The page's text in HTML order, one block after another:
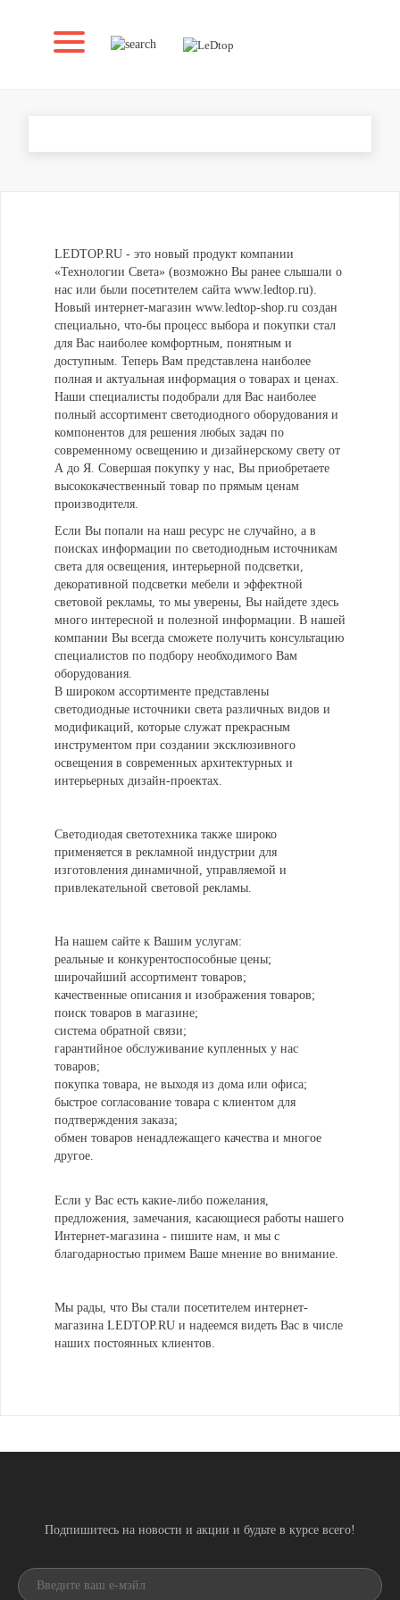
LEDTOP.RU - это новый продукт компании
«Технологии Света» (возможно Вы ранее слышали о
нас или были посетителем сайта www.ledtop.ru).
Новый интернет-магазин www.ledtop-shop.ru создан
специально, что-бы процесс выбора и покупки стал
для Вас наиболее комфортным, понятным и
доступным. Теперь Вам представлена наиболее
полная и актуальная информация о товарах и ценах.
Наши специалисты подобрали для Вас наиболее
полный ассортимент светодиодного оборудования и
компонентов для решения любых задач по
современному освещению и дизайнерскому свету от
А до Я. Совершая покупку у нас, Вы приобретаете
высококачественный товар по прямым ценам
производителя.
Если Вы попали на наш ресурс не случайно, а в
поисках информации по светодиодным источникам
света для освещения, интерьерной подсветки,
декоративной подсветки мебели и эффектной
световой рекламы, то мы уверены, Вы найдете здесь
много интересной и полезной информации. В нашей
компании Вы всегда сможете получить консультацию
специалистов по подбору необходимого Вам
оборудования.
В широком ассортименте представлены
светодиодные источники света различных видов и
модификаций, которые служат прекрасным
инструментом при создании эксклюзивного
освещения в современных архитектурных и
интерьерных дизайн-проектах.
Светодиодая светотехника также широко
применяется в рекламной индустрии для
изготовления динамичной, управляемой и
привлекательной световой рекламы.
На нашем сайте к Вашим услугам:
реальные и конкурентоспособные цены;
широчайший ассортимент товаров;
качественные описания и изображения товаров;
поиск товаров в магазине;
система обратной связи;
гарантийное обслуживание купленных у нас
товаров;
покупка товара, не выходя из дома или офиса;
быстрое согласование товара с клиентом для
подтверждения заказа;
обмен товаров ненадлежащего качества и многое
другое.
Если у Вас есть какие-либо пожелания,
предложения, замечания, касающиеся работы нашего
Интернет-магазина - пишите нам, и мы с
благодарностью примем Ваше мнение во внимание.
Мы рады, что Вы стали посетителем интернет-
магазина LEDTOP.RU и надеемся видеть Вас в числе
наших постоянных клиентов.
Подпишитесь на новости и акции и будьте в курсе всего!